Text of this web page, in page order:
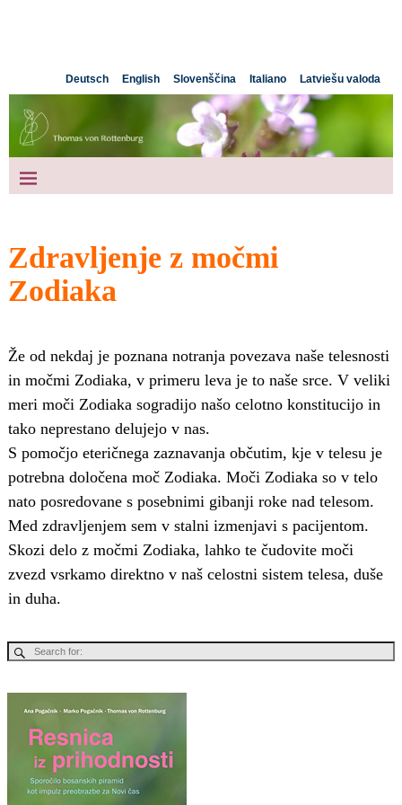
Deutsch English Slovenščina Italiano Latviešu valoda
Zdravljenje z močmi
Zodiaka
Že od nekdaj je poznana notranja povezava naše telesnosti
in močmi Zodiaka, v primeru leva je to naše srce. V veliki
meri moči Zodiaka sogradijo našo celotno konstitucijo in
tako neprestano delujejo v nas.
S pomočjo eteričnega zaznavanja občutim, kje v telesu je
potrebna določena moč Zodiaka. Moči Zodiaka so v telo
nato posredovane s posebnimi gibanji roke nad telesom.
Med zdravljenjem sem v stalni izmenjavi s pacijentom.
Skozi delo z močmi Zodiaka, lahko te čudovite moči
zvezd vsrkamo direktno v naš celostni sistem telesa, duše
in duha.